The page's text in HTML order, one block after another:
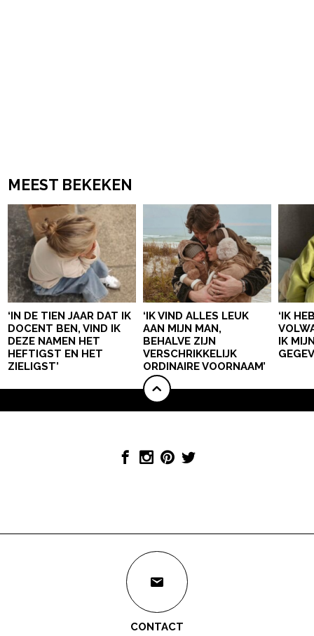
MEEST BEKEKEN
‘IN DE TIEN JAAR DAT IK
DOCENT BEN, VIND IK
DEZE NAMEN HET
HEFTIGST EN HET
ZIELIGST’
‘IK VIND ALLES LEUK
AAN MIJN MAN,
BEHALVE ZIJN
VERSCHRIKKELIJK
ORDINAIRE VOORNAAM’
‘IK
IK
CONTACT